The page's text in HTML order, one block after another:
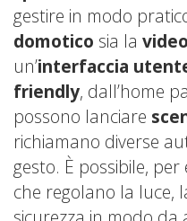
gestire in modo
domotico sia la
un’interfaccia
friendly, dall’home
possono lanciare
richiamano diverse
gesto. È possibile,
che regolano la luce,